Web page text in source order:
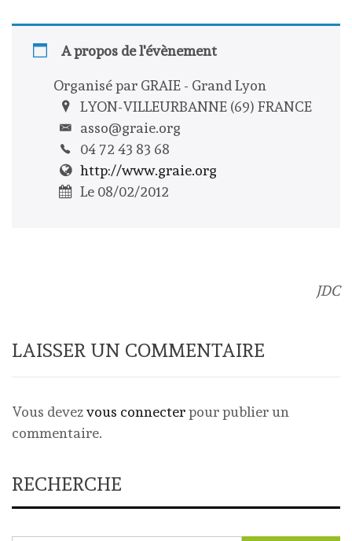
A propos de l'évènement
Organisé par GRAIE - Grand Lyon
LYON-VILLEURBANNE (69) FRANCE
asso@graie.org
04 72 43 83 68
http://www.graie.org
Le 08/02/2012
JDC
LAISSER UN COMMENTAIRE
Vous devezvous connecterpour publier un
commentaire.
RECHERCHE